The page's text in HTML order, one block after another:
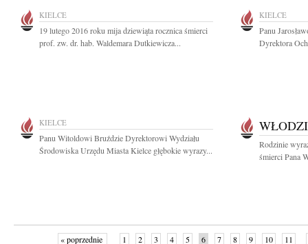
KIELCE
19 lutego 2016 roku mija dziewiąta rocznica śmierci
prof. zw. dr. hab. Waldemara Dutkiewicza...
KIELCE
Panu
Dyrektora
KIELCE
Panu Witoldowi Bruździe Dyrektorowi Wydziału
Środowiska Urzędu Miasta Kielce głębokie wyrazy...
Rodzinie
śmierci Pana
« poprzednie 1 2 3 4 5 6 7 8 9 10 11